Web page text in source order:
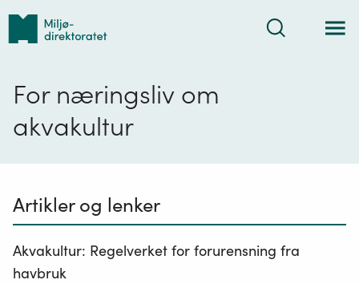
Tilbake
Søk
For næringsliv om
akvakultur
Artikler og lenker
Akvakultur: Regelverket for forurensning fra
havbruk